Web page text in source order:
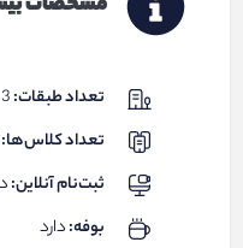
تعداد طبقات:3
تعداد کلاس‌ها:
ثبت‌نام آنلاین:
بوفه:دارد